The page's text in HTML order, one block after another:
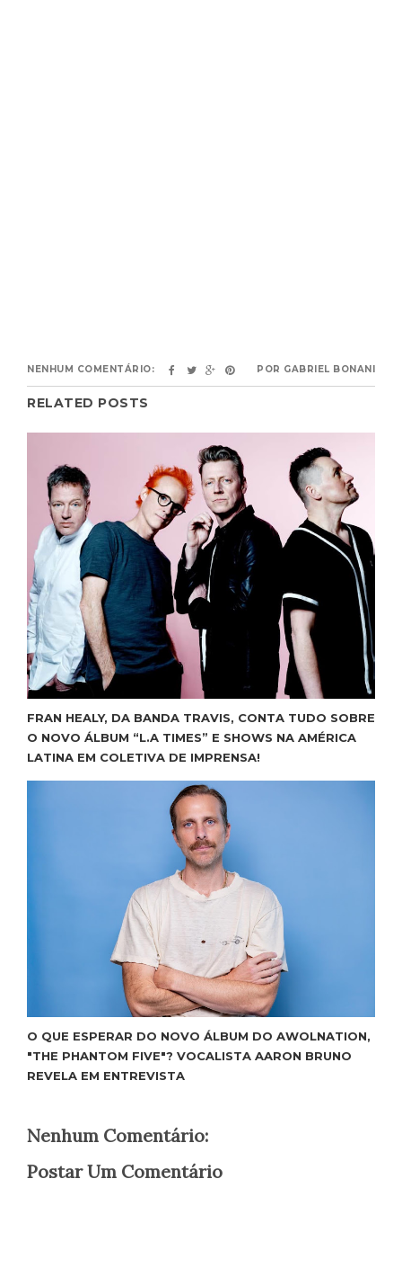
NENHUM COMENTÁRIO: POR GABRIEL BONANI
RELATED POSTS
FRAN HEALY, DA BANDA TRAVIS, CONTA TUDO SOBRE
O NOVO ÁLBUM “L.A TIMES” E SHOWS NA AMÉRICA
LATINA EM COLETIVA DE IMPRENSA!
O QUE ESPERAR DO NOVO ÁLBUM DO AWOLNATION,
"THE PHANTOM FIVE"? VOCALISTA AARON BRUNO
REVELA EM ENTREVISTA
Nenhum Comentário:
Postar Um Comentário